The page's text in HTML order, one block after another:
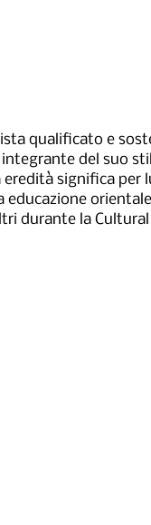
qualificato e
del suo
significa per
durante la